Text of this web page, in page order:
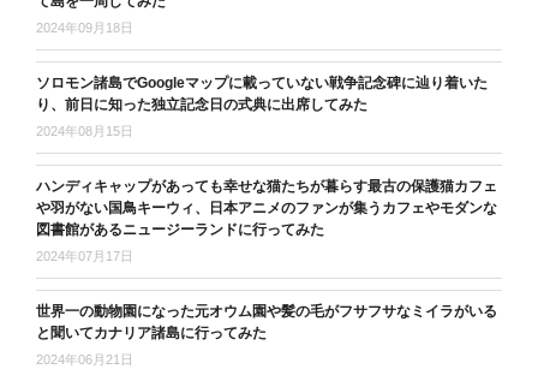
2024年09月18日
ソロモン諸島でGoogleマップに載っていない戦争記念碑に辿り着いた
り、前日に知った独立記念日の式典に出席してみた
2024年08月15日
ハンディキャップがあっても幸せな猫たちが暮らす最古の保護猫カフェ
や羽がない国鳥キーウィ、日本アニメのファンが集うカフェやモダンな
図書館があるニュージーランドに行ってみた
2024年07月17日
世界一の動物園になった元オウム園や髪の毛がフサフサなミイラがいる
と聞いてカナリア諸島に行ってみた
2024年06月21日